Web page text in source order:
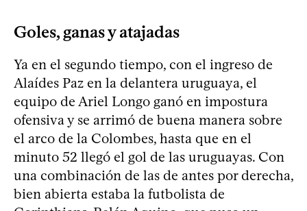
Goles, ganas y atajadas
Ya en el segundo tiempo, con el ingreso de
Alaídes Paz en la delantera uruguaya, el
equipo de Ariel Longo ganó en impostura
ofensiva y se arrimó de buena manera sobre
el arco de la Colombes, hasta que en el
minuto 52 llegó el gol de las uruguayas. Con
una combinación de las de antes por derecha,
bien abierta estaba la futbolista de